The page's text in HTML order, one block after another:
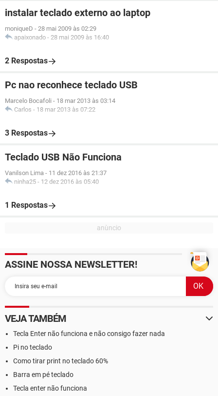
instalar teclado externo ao laptop
moniqueD - 28 mai 2009 às 02:29
apaixonado - 28 mai 2009 às 16:40
2 Respostas
Pc nao reconhece teclado USB
Marcelo Bocafoli - 18 mar 2013 às 03:14
Carlos - 18 mar 2013 às 07:22
3 Respostas
Teclado USB Não Funciona
Vanilson Lima - 11 dez 2016 às 21:37
ninha25 - 12 dez 2016 às 05:40
1 Respostas
ASSINE NOSSA NEWSLETTER!
VEJA TAMBÉM
Tecla Enter não funciona e não consigo fazer nada
Pi no teclado
Como tirar print no teclado 60%
Barra em pé teclado
Tecla enter não funciona